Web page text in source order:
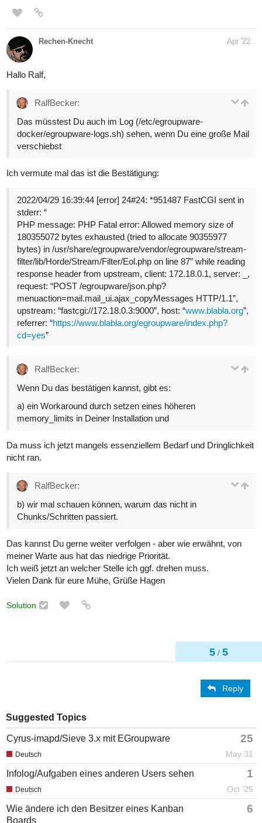
5 / 5
Rechen-Knecht Apr '22
Hallo Ralf,
RalfBecker:
Das müsstest Du auch im Log (/etc/egroupware-
docker/egroupware-logs.sh) sehen, wenn Du eine große Mail
verschiebst
Ich vermute mal das ist die Bestätigung:
2022/04/29 16:39:44 [error] 24#24: *951487 FastCGI sent in
stderr: “
PHP message: PHP Fatal error: Allowed memory size of
180355072 bytes exhausted (tried to allocate 90355977
bytes) in /usr/share/egroupware/vendor/egroupware/stream-
filter/lib/Horde/Stream/Filter/Eol.php on line 87” while reading
response header from upstream, client: 172.18.0.1, server: _,
request: “POST /egroupware/json.php?
menuaction=mail.mail_ui.ajax_copyMessages HTTP/1.1”,
upstream: “fastcgi://172.18.0.3:9000”, host: “www.blabla.org”,
referrer: “https://www.blabla.org/egroupware/index.php?
cd=yes”
RalfBecker:
Wenn Du das bestätigen kannst, gibt es:
a) ein Workaround durch setzen eines höheren
memory_limits in Deiner Installation und
Da muss ich jetzt mangels essenziellem Bedarf und Dringlichkeit
nicht ran.
RalfBecker:
b) wir mal schauen können, warum das nicht in
Chunks/Schritten passiert.
Das kannst Du gerne weiter verfolgen - aber wie erwähnt, von
meiner Warte aus hat das niedrige Priorität.
Ich weiß jetzt an welcher Stelle ich ggf. drehen muss.
Vielen Dank für eure Mühe, Grüße Hagen
Solution
Reply
Suggested Topics
Cyrus-imapd/Sieve 3.x mit EGroupware 25
May 31
Deutsch
Infolog/Aufgaben eines anderen Users sehen 1
Oct '25
Deutsch
Wie ändere ich den Besitzer eines Kanban
Boards
6